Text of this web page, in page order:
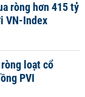
ròng hơn 415 tỷ
VN-Index
loạt cổ
PVI